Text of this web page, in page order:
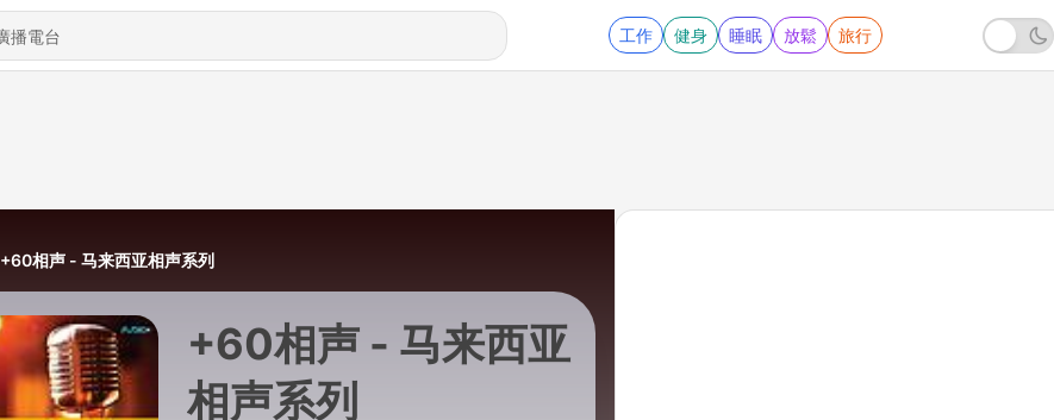
工作 健身 睡眠 放鬆 旅行
+60相声 - 马来西亚相声系列
+60相声 - 马来西亚
相声系列